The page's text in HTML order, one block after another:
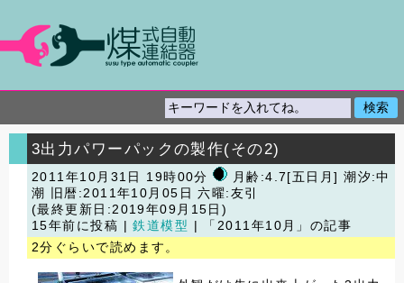
3出力パワーパックの製作(その2)
2011年10月31日 19時00分
月齢:4.7[五日月] 潮汐:中
潮
旧暦:2011年10月05日 六曜:友引
(最終更新日:2019年09月15日)
15年前に投稿 |鉄道模型
| 「2011年10月」の記事
2分ぐらいで読めます。